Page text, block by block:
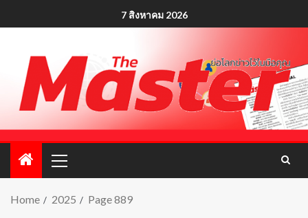
7 สิงหาคม 2026
Home 2025 Page 889